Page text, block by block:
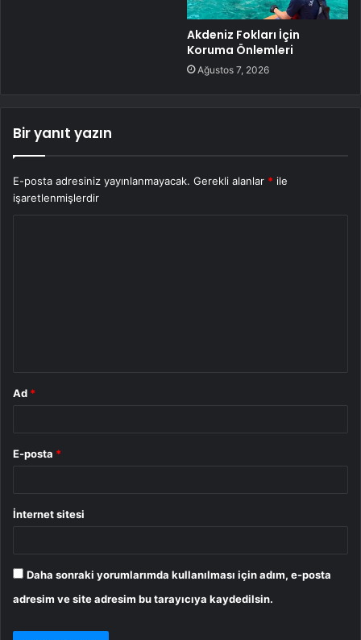
Akdeniz Fokları İçin
Koruma Önlemleri
Ağustos 7, 2026
Bir yanıt yazın
E-posta adresiniz yayınlanmayacak. Gerekli alanlar * ile
işaretlenmişlerdir
Ad *
E-posta *
İnternet sitesi
Daha sonraki yorumlarımda kullanılması için adım, e-posta
adresim ve site adresim bu tarayıcıya kaydedilsin.